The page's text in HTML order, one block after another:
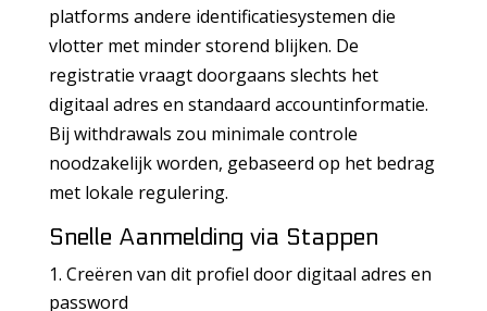
platforms andere identificatiesystemen die
vlotter met minder storend blijken. De
registratie vraagt doorgaans slechts het
digitaal adres en standaard accountinformatie.
Bij withdrawals zou minimale controle
noodzakelijk worden, gebaseerd op het bedrag
met lokale regulering.
Snelle Aanmelding via Stappen
Creëren van dit profiel door digitaal adres en
password